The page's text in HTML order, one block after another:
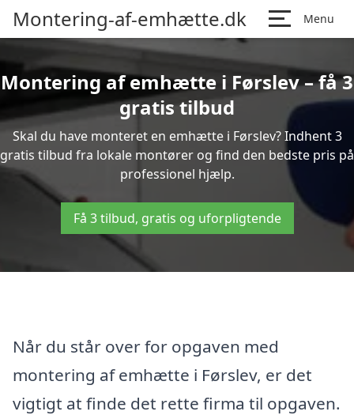
Montering-af-emhætte.dk Menu
Montering af emhætte i Førslev – få 3
gratis tilbud
Skal du have monteret en emhætte i Førslev? Indhent 3
gratis tilbud fra lokale montører og find den bedste pris på
professionel hjælp.
Få 3 tilbud, gratis og uforpligtende
Når du står over for opgaven med
montering af emhætte i Førslev, er det
vigtigt at finde det rette firma til opgaven.